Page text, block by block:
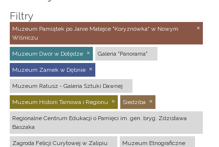
Filtry
Muzeum Pamiątek po Janie Matejce "Koryznówka" w Nowym
Wiśniczu
Muzeum Dwór w Dołędze Galeria "Panorama"
Muzeum Zamek w Dębnie
Muzeum Ratusz - Galeria Sztuki Dawnej
Muzeum Historii Tarnowa i Regionu Siedziba
Regionalne Centrum Edukacji o Pamięci im. gen. bryg. Zdzisława
Baszaka
Zagroda Felicji Curyłowej w Zalipiu Muzeum Etnograficzne